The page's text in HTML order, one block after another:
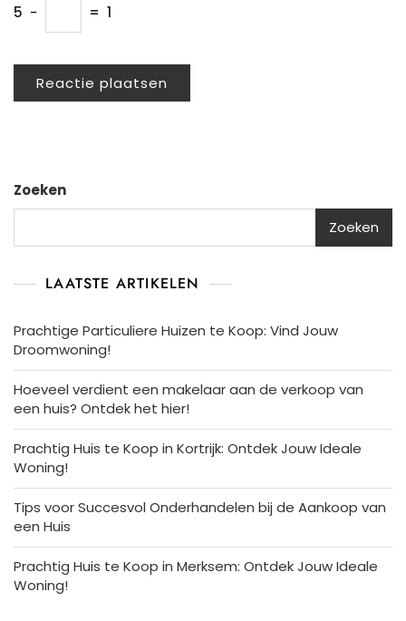
5 − = 1
Zoeken
Zoeken
LAATSTE ARTIKELEN
Prachtige Particuliere Huizen te Koop: Vind Jouw
Droomwoning!
Hoeveel verdient een makelaar aan de verkoop van
een huis? Ontdek het hier!
Prachtig Huis te Koop in Kortrijk: Ontdek Jouw Ideale
Woning!
Tips voor Succesvol Onderhandelen bij de Aankoop van
een Huis
Prachtig Huis te Koop in Merksem: Ontdek Jouw Ideale
Woning!